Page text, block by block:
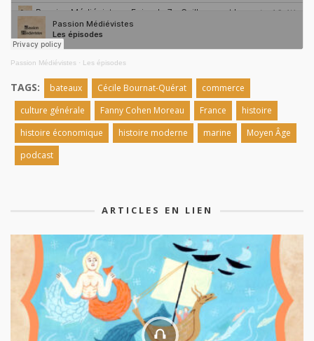
Passion Médiévistes · Les épisodes
TAGS: bateaux Cécile Bournat-Quérat
commerce
culture générale
Fanny Cohen Moreau France
histoire
histoire économique
histoire moderne marine
Moyen Âge
podcast
ARTICLES EN LIEN